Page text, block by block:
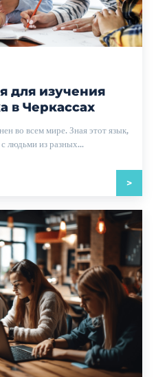
для изучения
в Черкассах
во всем мире. Зная этот язык,
людьми из разных...
>